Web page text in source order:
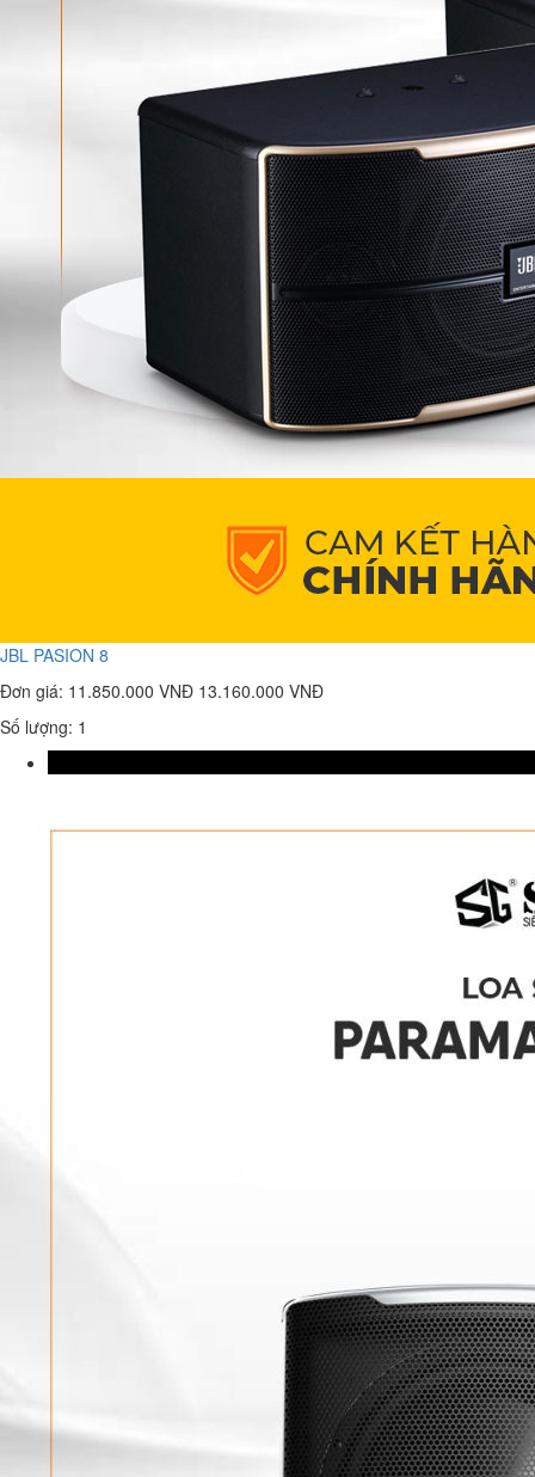
JBL PASION 8
Đơn giá: 11.850.000 VNĐ 13.160.000 VNĐ
Số lượng: 1